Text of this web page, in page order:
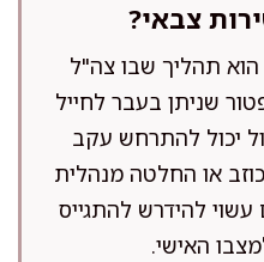
צבאי?
הוא תהליך שבו צה"ל
שניתן בעבר לחייל
יכול להתרחש עקב
או החלטה מנהלית
להידרש להתגייס
האישי.